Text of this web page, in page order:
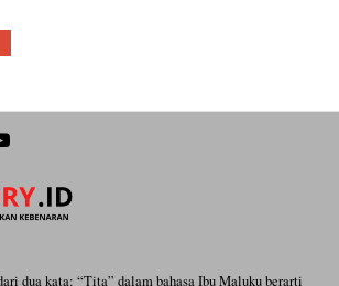
dua kata: “Tita” dalam bahasa Ibu Maluku berarti